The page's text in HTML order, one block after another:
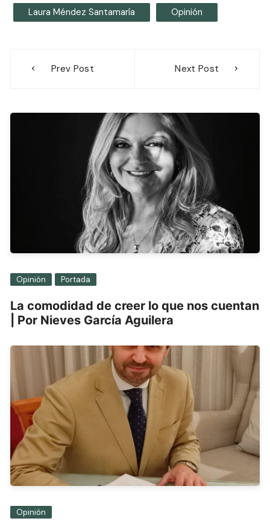
Laura Méndez Santamaría Opinión
Prev Post Next Post
Opinión Portada
La comodidad de creer lo que nos cuentan
| Por Nieves García Aguilera
Opinión